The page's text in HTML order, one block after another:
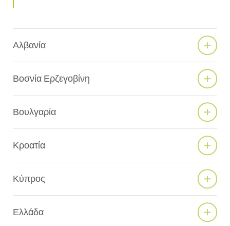
Αλβανία
Βοσνία Ερζεγοβίνη
Βουλγαρία
Κροατία
Κύπρος
Ελλάδα